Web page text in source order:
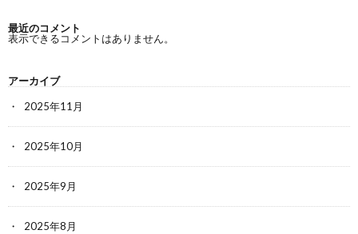
最近のコメント
表示できるコメントはありません。
アーカイブ
2025年11月
2025年10月
2025年9月
2025年8月